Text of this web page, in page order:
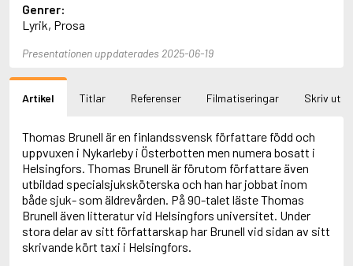
Aciman, André
Ackebo, Lena
Acker, Kathy
Ackroyd, Peter
Adam de la Halle
Adamov, Arthur
Adams, Jane
Adams, Richard
Adbåge, Emma
Adbåge, Lisen
Adelborg, Ottilia
Adichie, Chimamanda Ngozi
Adiga, Aravind
Adler-Olsen, Jussi
Genrer:
Lyrik, Prosa
Presentationen uppdaterades 2025-06-19
Artikel Titlar Referenser Filmatiseringar Skriv ut
Thomas Brunell är en finlandssvensk författare född och
uppvuxen i Nykarleby i Österbotten men numera bosatt i
Helsingfors. Thomas Brunell är förutom författare även
utbildad specialsjuksköterska och han har jobbat inom
både sjuk- som äldrevården. På 90-talet läste Thomas
Brunell även litteratur vid Helsingfors universitet. Under
stora delar av sitt författarskap har Brunell vid sidan av sitt
skrivande kört taxi i Helsingfors.